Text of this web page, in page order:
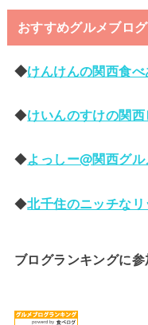
おすすめグルメブログ
◆けんけんの関西食
◆けいんのすけの関
◆よっしー@関西グ
◆北千住のニッチな
ブログランキングに